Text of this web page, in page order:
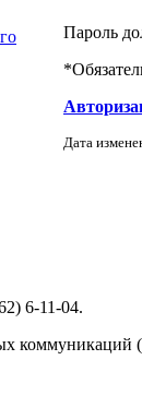
Пароль
*
Дата
6-11-04.